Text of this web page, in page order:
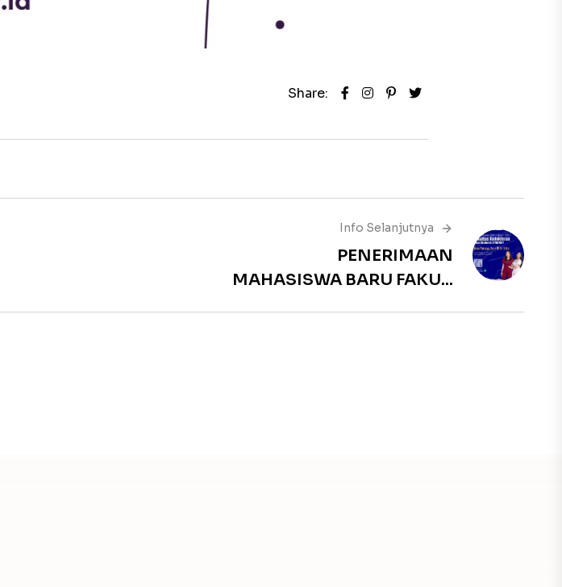
Share:
Info Selanjutnya
PENERIMAAN
MAHASISWA BARU FAKU...